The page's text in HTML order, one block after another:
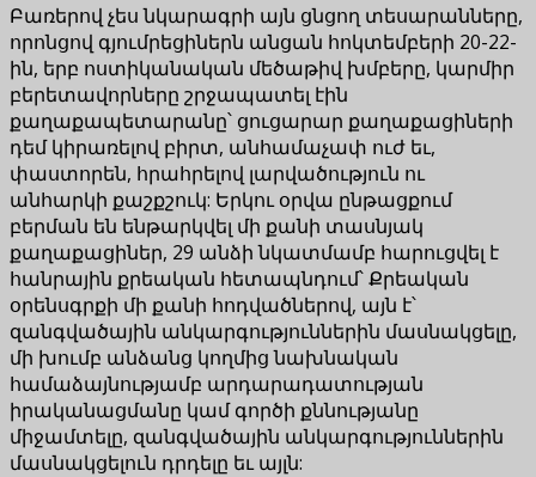
Բառերով չես նկարագրի այն ցնցող տեսարանները,
որոնցով գյումրեցիներն անցան հոկտեմբերի 20-22-
ին, երբ ոստիկանական մեծաթիվ խմբերը, կարմիր
բերետավորները շրջապատել էին
քաղաքապետարանը՝ ցուցարար քաղաքացիների
դեմ կիրառելով բիրտ, անհամաչափ ուժ եւ,
փաստորեն, հրահրելով լարվածություն ու
անհարկի քաշքշուկ: Երկու օրվա ընթացքում
բերման են ենթարկվել մի քանի տասնյակ
քաղաքացիներ, 29 անձի նկատմամբ հարուցվել է
հանրային քրեական հետապնդում՝ Քրեական
օրենսգրքի մի քանի հոդվածներով, այն է՝
զանգվածային անկարգություններին մասնակցելը,
մի խումբ անձանց կողմից նախնական
համաձայնությամբ արդարադատության
իրականացմանը կամ գործի քննությանը
միջամտելը, զանգվածային անկարգություններին
մասնակցելուն դրդելը եւ այլն: